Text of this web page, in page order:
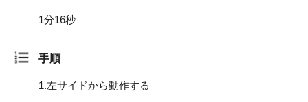
1分16秒
手順
1.左サイドから動作する